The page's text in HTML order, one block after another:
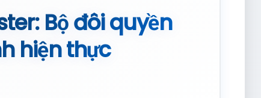
Bộ đôi quyền
hiện thực